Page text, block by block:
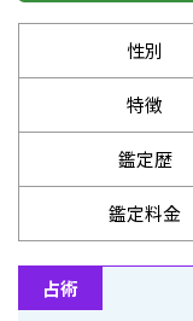
性別
特徴
鑑定歴
鑑定料金
占術